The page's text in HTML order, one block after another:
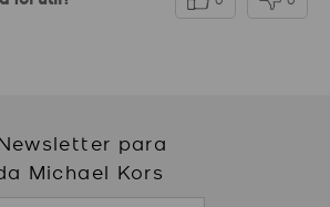
para
Michael Kors